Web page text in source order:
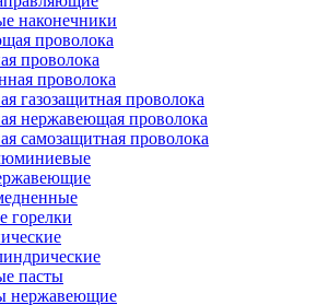
наконечники
проволока
проволока
проволока
газозащитная проволока
нержавеющая проволока
самозащитная проволока
горелки
пасты
нержавеющие